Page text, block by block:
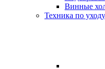
Винные
Техника по